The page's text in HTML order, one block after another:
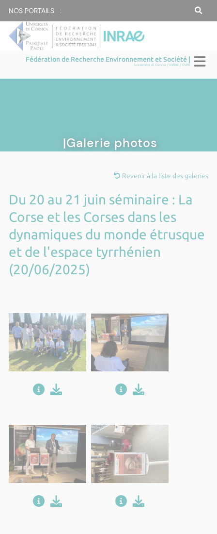
NOS PORTAILS :
Fédération de Recherche Environnement et Société |
Università di Corsica / INRAE / CNRS
|Galerie photos
Revenir à la liste des galeries
Du 20 au 21 juin séminaire : La
Corse et les Corses dans les
dynamiques du monde étrusque
et de l'espace tyrrhénien
(20/06/2025)